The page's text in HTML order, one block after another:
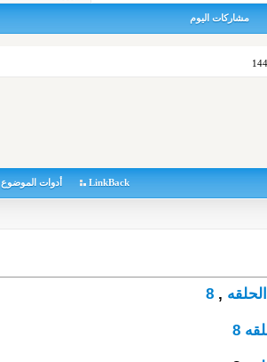
مشاركات اليوم
LinkBack أدوات الموضوع
الحلقه ,
8
8